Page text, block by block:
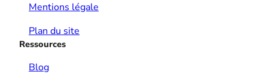
Mentions légale
Plan du site
Ressources
Blog